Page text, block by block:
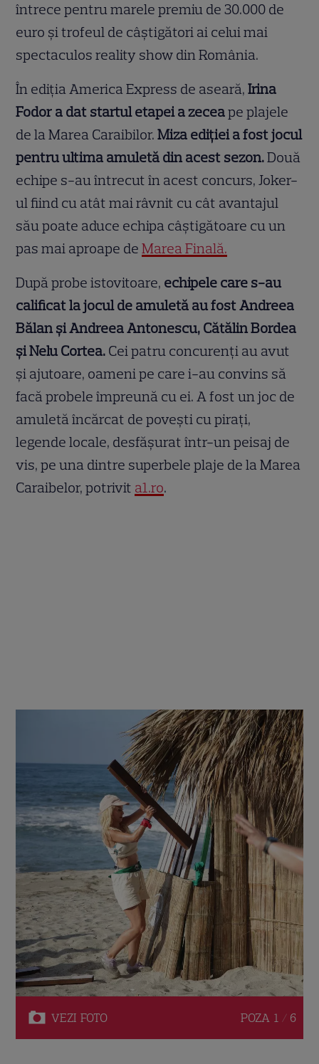
întrece pentru marele premiu de 30.000 de
euro și trofeul de câștigători ai celui mai
spectaculos reality show din România.
În ediția America Express de aseară,Irina
Fodor a dat startul etapei a zeceape plajele
de la Marea Caraibilor.Miza ediției a fost jocul
pentru ultima amuletă din acest sezon.Două
echipe s-au întrecut în acest concurs, Joker-
ul fiind cu atât mai râvnit cu cât avantajul
său poate aduce echipa câștigătoare cu un
pas mai aproape deMarea Finală.
După probe istovitoare, echipele care s-au
calificat la jocul de amuletă au fost Andreea
Bălan și Andreea Antonescu, Cătălin Bordea
și Nelu Cortea. Cei patru concurenți au avut
și ajutoare, oameni pe care i-au convins să
facă probele împreună cu ei. A fost un joc de
amuletă încărcat de povești cu pirați,
legende locale, desfășurat într-un peisaj de
vis, pe una dintre superbele plaje de la Marea
Caraibelor, potrivit a1.ro.
VEZI FOTO POZA 1 / 6